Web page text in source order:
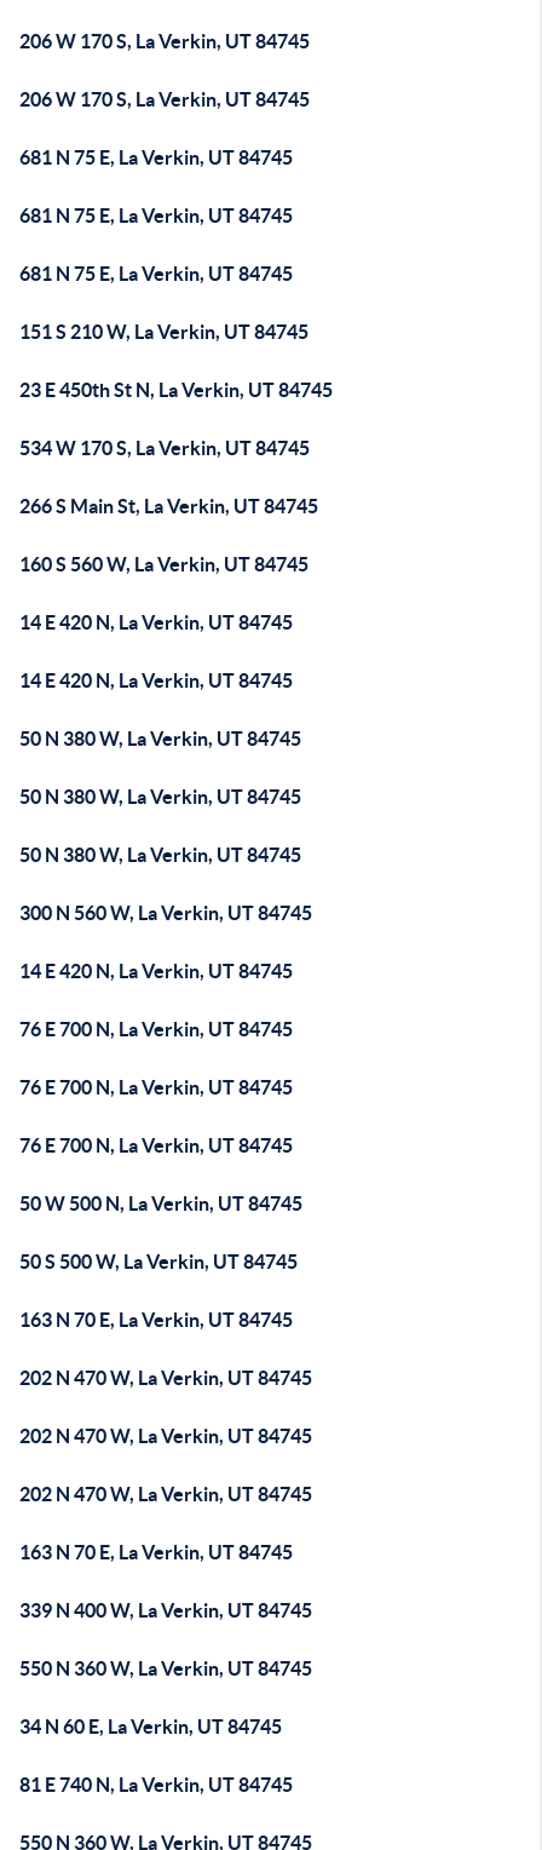
206 W 170 S, La Verkin, UT 84745
206 W 170 S, La Verkin, UT 84745
681 N 75 E, La Verkin, UT 84745
681 N 75 E, La Verkin, UT 84745
681 N 75 E, La Verkin, UT 84745
151 S 210 W, La Verkin, UT 84745
23 E 450th St N, La Verkin, UT 84745
534 W 170 S, La Verkin, UT 84745
266 S Main St, La Verkin, UT 84745
160 S 560 W, La Verkin, UT 84745
14 E 420 N, La Verkin, UT 84745
14 E 420 N, La Verkin, UT 84745
50 N 380 W, La Verkin, UT 84745
50 N 380 W, La Verkin, UT 84745
50 N 380 W, La Verkin, UT 84745
300 N 560 W, La Verkin, UT 84745
14 E 420 N, La Verkin, UT 84745
76 E 700 N, La Verkin, UT 84745
76 E 700 N, La Verkin, UT 84745
76 E 700 N, La Verkin, UT 84745
50 W 500 N, La Verkin, UT 84745
50 S 500 W, La Verkin, UT 84745
163 N 70 E, La Verkin, UT 84745
202 N 470 W, La Verkin, UT 84745
202 N 470 W, La Verkin, UT 84745
202 N 470 W, La Verkin, UT 84745
163 N 70 E, La Verkin, UT 84745
339 N 400 W, La Verkin, UT 84745
550 N 360 W, La Verkin, UT 84745
34 N 60 E, La Verkin, UT 84745
81 E 740 N, La Verkin, UT 84745
550 N 360 W, La Verkin, UT 84745